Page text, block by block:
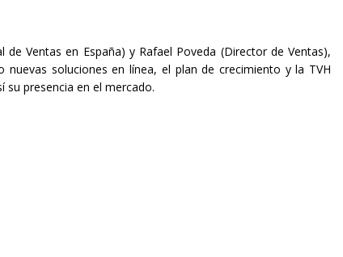
Ventas en España) y Rafael Poveda (Director de Ventas),
soluciones en línea, el plan de crecimiento y la TVH
presencia en el mercado.